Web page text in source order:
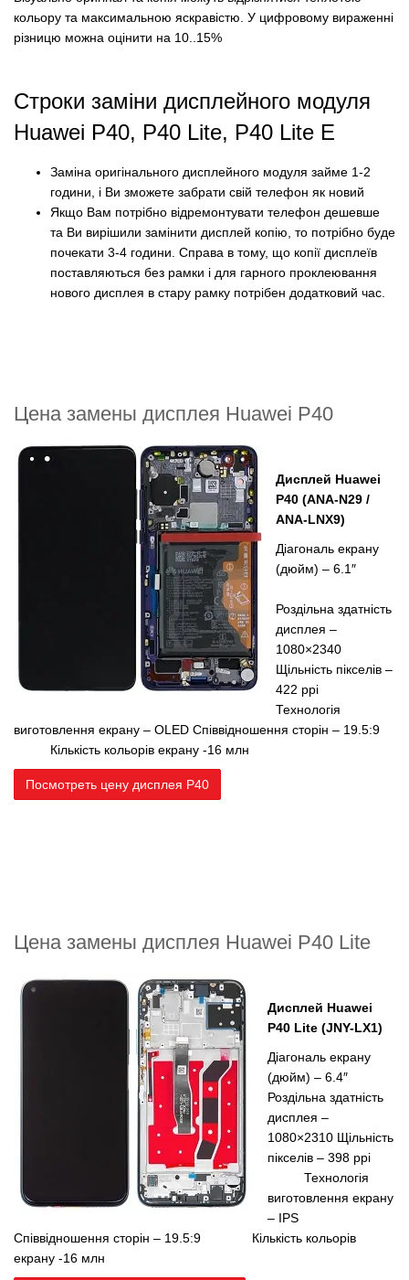
кольору та максимальною яскравістю. У цифровому вираженні
різницю можна оцінити на 10..15%
Строки заміни дисплейного модуля
Huawei P40, P40 Lite, P40 Lite E
Заміна оригінального дисплейного модуля займе 1-2
години, і Ви зможете забрати свій телефон як новий
Якщо Вам потрібно відремонтувати телефон дешевше
та Ви вирішили замінити дисплей копію, то потрібно буде
почекати 3-4 години. Справа в тому, що копії дисплеїв
поставляються без рамки і для гарного проклеювання
нового дисплея в стару рамку потрібен додатковий час.
Цена замены дисплея Huawei P40
Дисплей Huawei
P40 (ANA-N29 /
ANA-LNX9)
Діагональ екрану
(дюйм) – 6.1″
Роздільна здатність
дисплея –
1080×2340
Щільність пікселів –
422 ppi
Технологія
виготовлення екрану – OLED Співвідношення сторін – 19.5:9
Кількість кольорів екрану -16 млн
Посмотреть цену дисплея P40
Цена замены дисплея Huawei P40 Lite
Дисплей Huawei
P40 Lite (JNY-LX1)
Діагональ екрану
(дюйм) – 6.4″
Роздільна здатність
дисплея –
1080×2310 Щільність
пікселів – 398 ppi
Технологія
виготовлення екрану
– IPS
Співвідношення сторін – 19.5:9
Кількість кольорів
екрану -16 млн